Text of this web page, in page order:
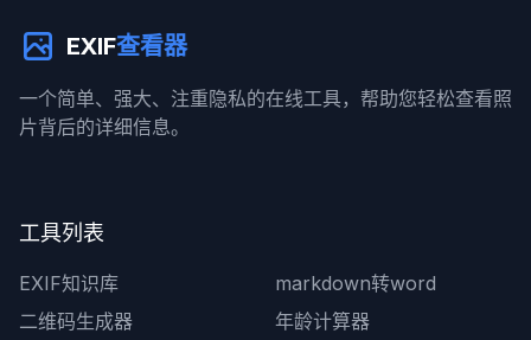
EXIF查看器
一个简单、强大、注重隐私的在线工具，帮助您轻松查看照
片背后的详细信息。
工具列表
EXIF知识库
markdown转word
二维码生成器
年龄计算器